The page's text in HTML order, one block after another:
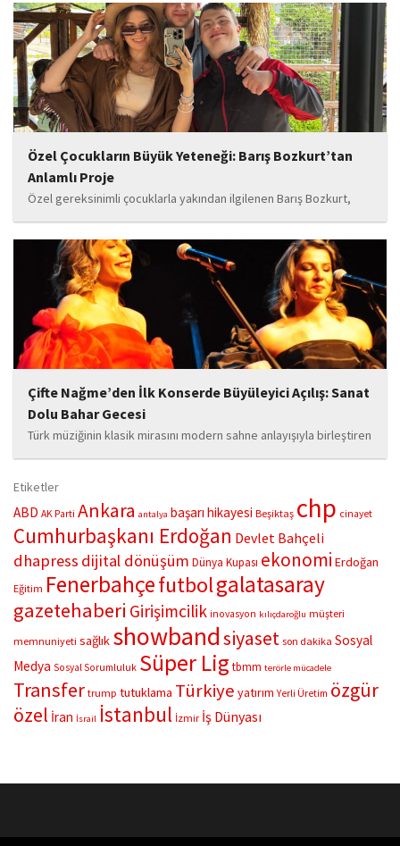
Özel Çocukların Büyük Yeteneği: Barış Bozkurt’tan
Anlamlı Proje
Özel gereksinimli çocuklarla yakından ilgilenen Barış Bozkurt,
hayata geçirdiği örnek çalışma ile hem eğitim camiasının hem de
toplumun dikkatini çekiyor. “Hayatta yaşattığın mutluluk en güzel
hediyedir” anlayışıyla yola çıkan Bozkurt,...
Çifte Nağme’den İlk Konserde Büyüleyici Açılış: Sanat
Dolu Bahar Gecesi
Türk müziğinin klasik mirasını modern sahne anlayışıyla birleştiren
“Çifte Nağme” projesi, ilk konserini İstanbul Ataşehir’de bulunan
buluşturdu. Yoğun katılımla gerçekleşen gece, müzikal çeşitlilik
ve...
Etiketler
ABD AK Parti Ankara antalya başarı hikayesi Beşiktaş chp cinayet
Cumhurbaşkanı Erdoğan Devlet Bahçeli
dhapress dijital dönüşüm Dünya Kupası ekonomi Erdoğan
Eğitim Fenerbahçefutbolgalatasaray
gazetehaberi Girişimcilik inovasyon kılıçdaroğlu müşteri
memnuniyeti sağlık showbandsiyaset son dakika Sosyal
Medya Sosyal Sorumluluk Süper Lig tbmm terörle mücadele
Transfer trump tutuklama Türkiye yatırım Yerli Üretim özgür
özel İran İsrail İstanbul İzmir İş Dünyası